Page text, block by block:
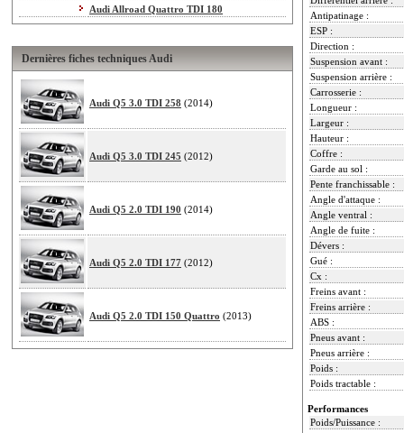
Audi Allroad Quattro TDI 180
Dernières fiches techniques Audi
Audi Q5 3.0 TDI 258 (2014)
Audi Q5 3.0 TDI 245 (2012)
Audi Q5 2.0 TDI 190 (2014)
Audi Q5 2.0 TDI 177 (2012)
Audi Q5 2.0 TDI 150 Quattro (2013)
Antipatinage :
ESP :
Direction :
Suspension avant :
Suspension arrière :
Carrosserie :
Longueur :
Largeur :
Hauteur :
Coffre :
Garde au sol :
Pente franchissable :
Angle d'attaque :
Angle ventral :
Angle de fuite :
Dévers :
Gué :
Cx :
Freins avant :
Freins arrière :
ABS :
Pneus avant :
Pneus arrière :
Poids :
Poids tractable :
Performances
Poids/Puissance :